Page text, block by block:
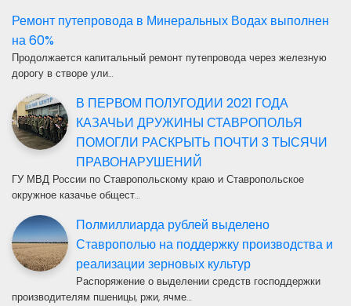
Ремонт путепровода в Минеральных Водах выполнен
на 60%
Продолжается капитальный ремонт путепровода через железную
дорогу в створе ули…
В ПЕРВОМ ПОЛУГОДИИ 2021 ГОДА
КАЗАЧЬИ ДРУЖИНЫ СТАВРОПОЛЬЯ
ПОМОГЛИ РАСКРЫТЬ ПОЧТИ 3 ТЫСЯЧИ
ПРАВОНАРУШЕНИЙ
ГУ МВД России по Ставропольскому краю и Ставропольское
окружное казачье общест…
Полмиллиарда рублей выделено
Ставрополью на поддержку производства и
реализации зерновых культур
Распоряжение о выделении средств господдержки
производителям пшеницы, ржи, ячме…